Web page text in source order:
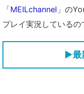
「MEILchannel 」の
プレイ実況しているの
▶最